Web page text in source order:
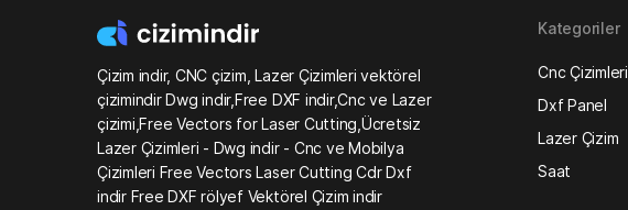
Çizim indir, CNC çizim, Lazer Çizimleri vektörel
çizimindir Dwg indir,Free DXF indir,Cnc ve Lazer
çizimi,Free Vectors for Laser Cutting,Ücretsiz
Lazer Çizimleri - Dwg indir - Cnc ve Mobilya
Çizimleri Free Vectors Laser Cutting Cdr Dxf
indir Free DXF rölyef Vektörel Çizim indir
Kategoriler
Cnc Çizimleri
Dxf Panel
Lazer Çizim
Saat